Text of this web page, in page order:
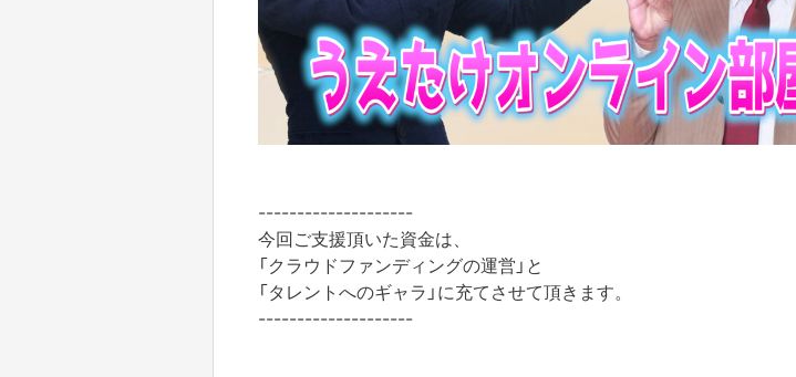
--------------------
今回ご支援頂いた資金は、
「クラウドファンディングの運営」と
「タレントへのギャラ」に充てさせて頂きます。
--------------------